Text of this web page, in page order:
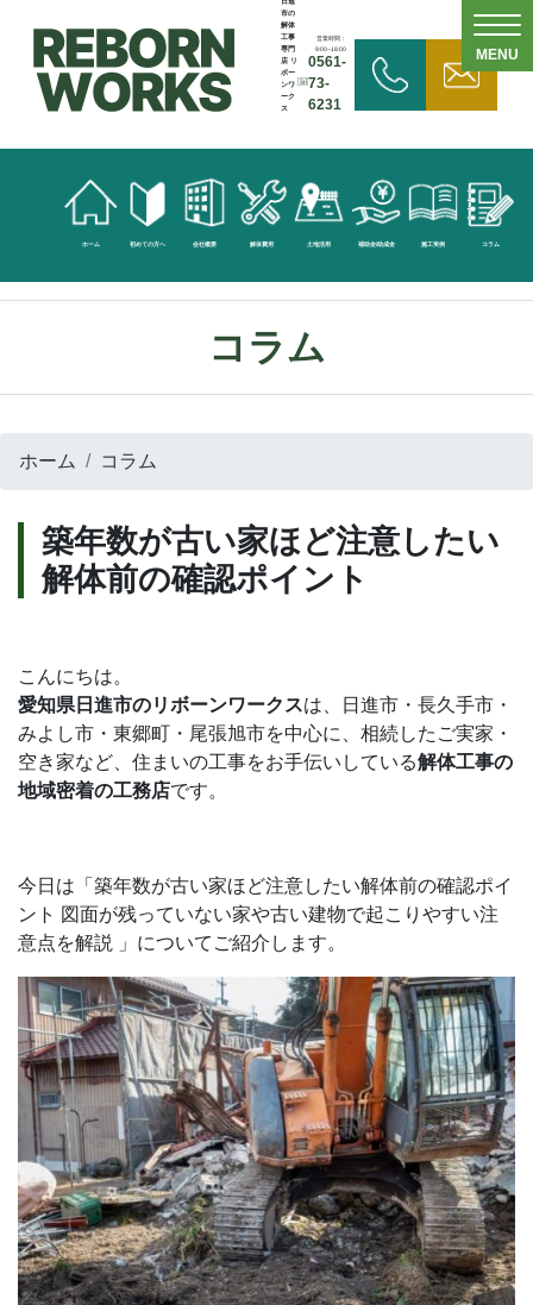
市の
解体
工事
専門
店 リ
ボー
ンワ
ーク
ス
営業時間：
9:00~18:00
0561-
73-
6231
ホーム 初めての方へ 会社概要 解体費用 土地活用 補助金/助成金 施工実例 コラム
MENU
コラム
ホーム コラム
築年数が古い家ほど注意したい
解体前の確認ポイント
こんにちは。
愛知県日進市のリボーンワークスは、日進市・長久手市・
みよし市・東郷町・尾張旭市を中心に、相続したご実家・
空き家など、住まいの工事をお手伝いしている解体工事の
地域密着の工務店です。
今日は「築年数が古い家ほど注意したい解体前の確認ポイ
ント 図面が残っていない家や古い建物で起こりやすい注
意点を解説 」についてご紹介します。
無
料
見
積
頼
い
合
わ
無料見積依頼 お問い合わせ